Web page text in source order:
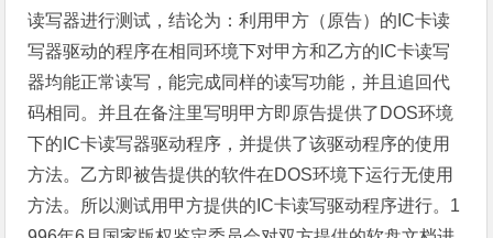
读写器进行测试，结论为：利用甲方（原告）的IC卡读
写器驱动的程序在相同环境下对甲方和乙方的IC卡读写
器均能正常读写，能完成同样的读写功能，并且追回代
码相同。并且在备注里写明甲方即原告提供了DOS环境
下的IC卡读写器驱动程序，并提供了该驱动程序的使用
方法。乙方即被告提供的软件在DOS环境下运行无使用
方法。所以测试用甲方提供的IC卡读写驱动程序进行。1